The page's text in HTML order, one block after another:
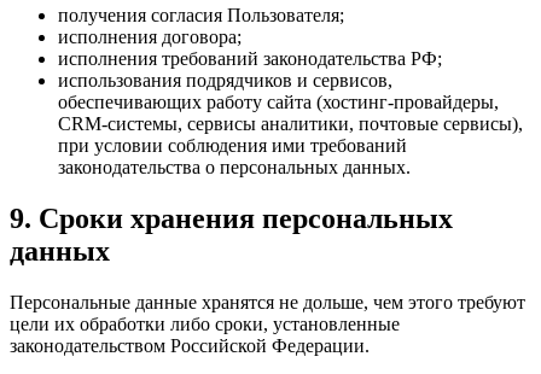
получения согласия Пользователя;
исполнения договора;
исполнения требований законодательства РФ;
использования подрядчиков и сервисов,
обеспечивающих работу сайта (хостинг-провайдеры,
CRM-системы, сервисы аналитики, почтовые сервисы),
при условии соблюдения ими требований
законодательства о персональных данных.
9. Сроки хранения персональных
данных
Персональные данные хранятся не дольше, чем этого требуют
цели их обработки либо сроки, установленные
законодательством Российской Федерации.